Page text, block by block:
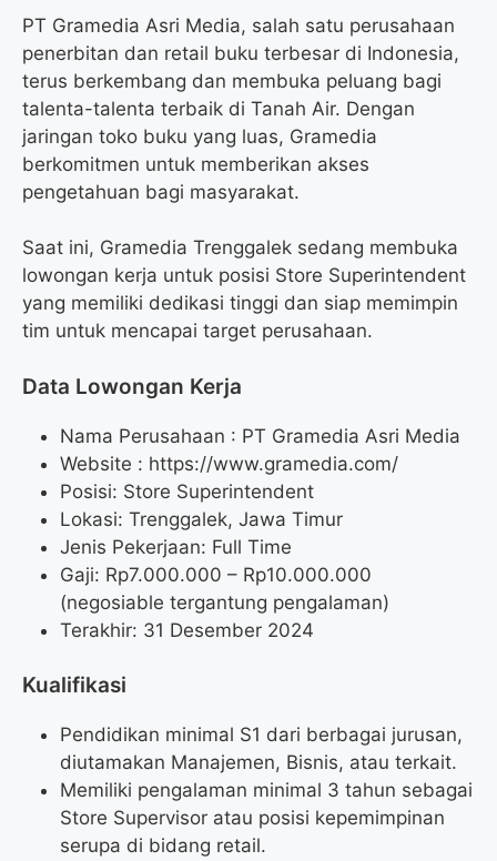
PT Gramedia Asri Media, salah satu perusahaan
penerbitan dan retail buku terbesar di Indonesia,
terus berkembang dan membuka peluang bagi
talenta-talenta terbaik di Tanah Air. Dengan
jaringan toko buku yang luas, Gramedia
berkomitmen untuk memberikan akses
pengetahuan bagi masyarakat.
Saat ini, Gramedia Trenggalek sedang membuka
lowongan kerja untuk posisi Store Superintendent
yang memiliki dedikasi tinggi dan siap memimpin
tim untuk mencapai target perusahaan.
Data Lowongan Kerja
Nama Perusahaan : PT Gramedia Asri Media
Website : https://www.gramedia.com/
Posisi: Store Superintendent
Lokasi: Trenggalek, Jawa Timur
Jenis Pekerjaan: Full Time
Gaji: Rp7.000.000 – Rp10.000.000
(negosiable tergantung pengalaman)
Terakhir: 31 Desember 2024
Kualifikasi
Pendidikan minimal S1 dari berbagai jurusan,
diutamakan Manajemen, Bisnis, atau terkait.
Memiliki pengalaman minimal 3 tahun sebagai
Store Supervisor atau posisi kepemimpinan
serupa di bidang retail.